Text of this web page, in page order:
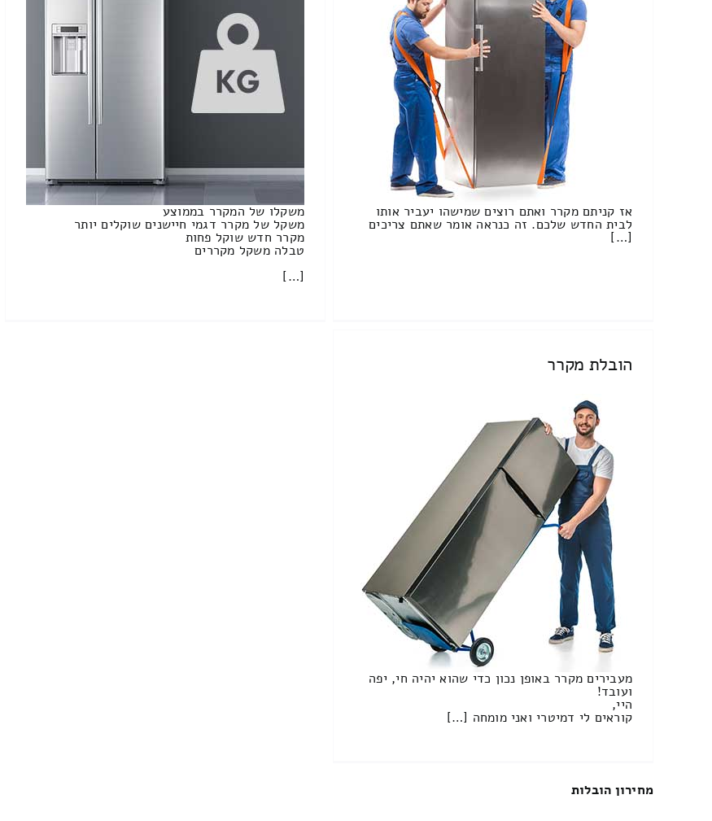
אז קניתם מקרר ואתם רוצים שמישהו יעביר אותו
לבית החדש שלכם. זה כנראה אומר שאתם צריכים
[…]
משקלו של המקרר בממוצע
משקל של מקרר דגמי חיישנים שוקלים יותר
מקרר חדש שוקל פחות
טבלה משקל מקררים
[…]
הובלת מקרר
מעבירים מקרר באופן נכון כדי שהוא יהיה חי, יפה
ועובד!
היי,
קוראים לי דמיטרי ואני מומחה […]
מחירון הובלות